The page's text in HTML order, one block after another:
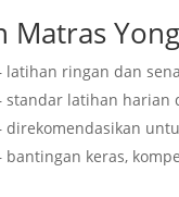
Matras
ringan dan
latihan harian
keras,